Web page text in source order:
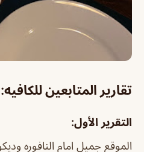
تقارير المتابعين للكافيه:
التقرير الأول:
الموقع جميل امام النافوره